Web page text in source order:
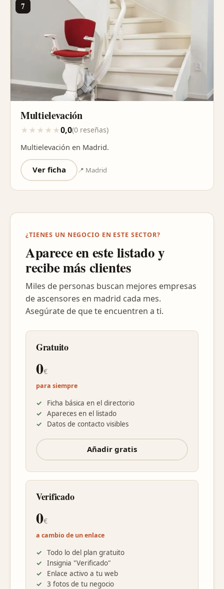
7
Multielevación
★ ★ ★ ★ ★0,0(0 reseñas)
Multielevación en Madrid.
Ver ficha 📍 Madrid
¿TIENES UN NEGOCIO EN ESTE SECTOR?
Aparece en este listado y
recibe más clientes
Miles de personas buscan mejores empresas
de ascensores en madrid cada mes.
Asegúrate de que te encuentren a ti.
Gratuito
0€
para siempre
Ficha básica en el directorio
Apareces en el listado
Datos de contacto visibles
Añadir gratis
Verificado
0€
a cambio de un enlace
Todo lo del plan gratuito
Insignia "Verificado"
Enlace activo a tu web
3 fotos de tu negocio